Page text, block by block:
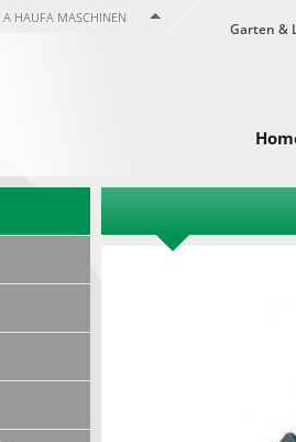
A HAUFA MASCHINEN
Garten &